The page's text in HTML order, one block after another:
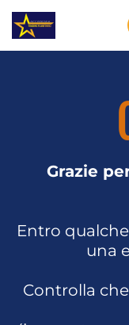
Grazie
Entro
una
Controlla